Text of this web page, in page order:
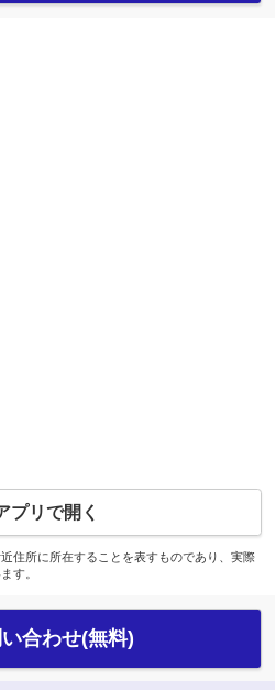
プリで開く
住所に所在することを表すものであり、実際
す。
合わせ(無料)